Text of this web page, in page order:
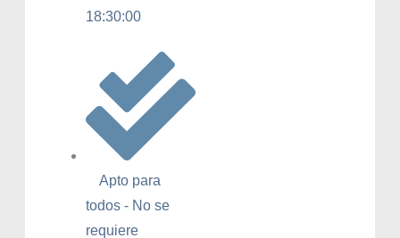
18:30:00
Apto para
todos - No se
requiere